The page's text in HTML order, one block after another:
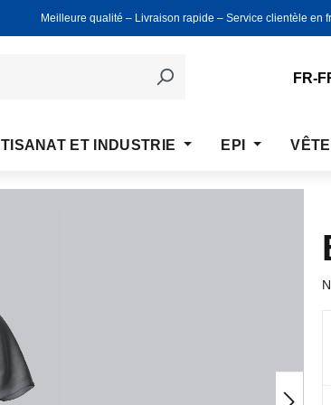
Meilleure qualité ‒ Livraison rapide ‒ Service clientèle en
FR-
ET INDUSTRIE EPI